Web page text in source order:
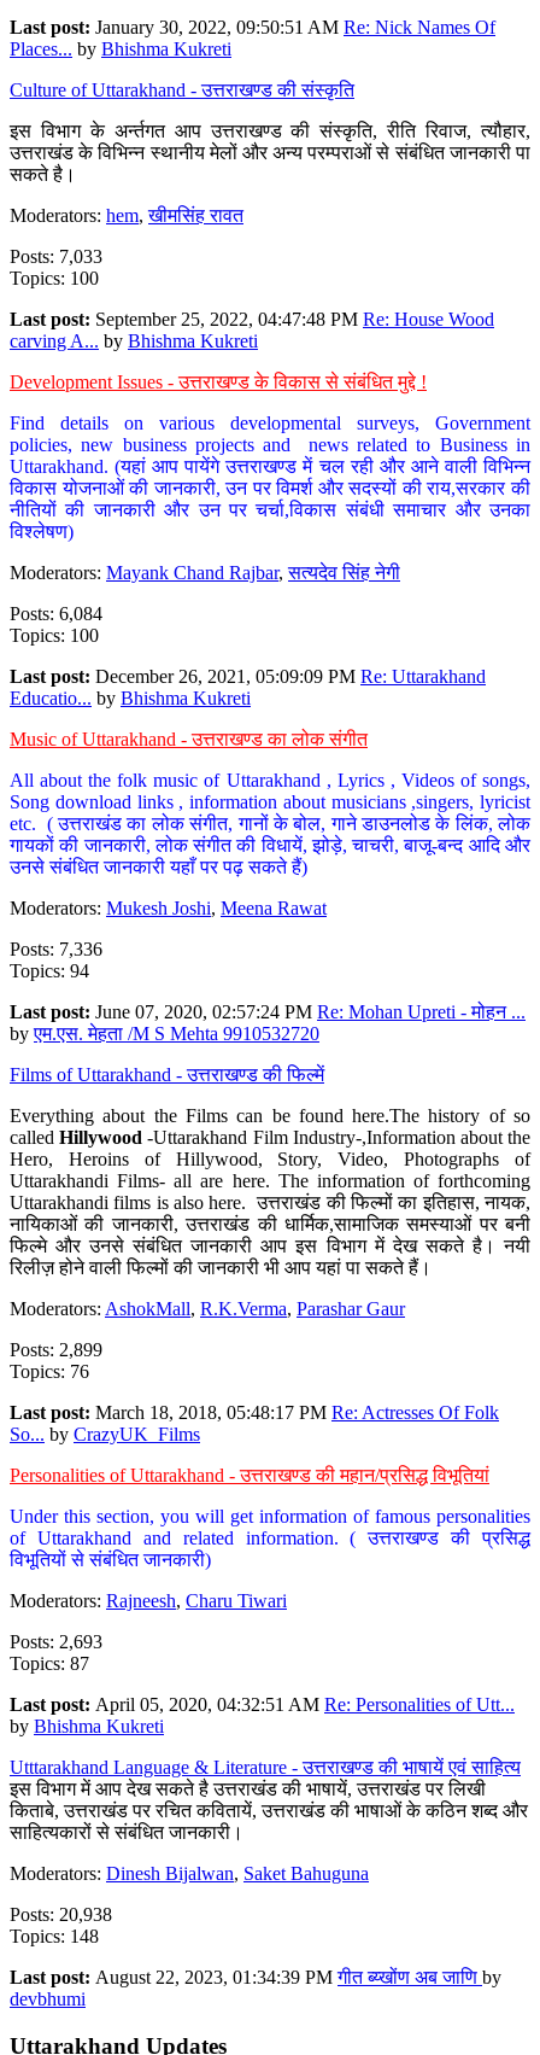
Last post: January 30, 2022, 09:50:51 AM Re: Nick Names Of
Places... by Bhishma Kukreti
Culture of Uttarakhand - उत्तराखण्ड की संस्कृति
इस विभाग के अर्न्तगत आप उत्तराखण्ड की संस्कृति, रीति रिवाज, त्यौहार,
उत्तराखंड के विभिन्न स्थानीय मेलों और अन्य परम्पराओं से संबंधित जानकारी पा
सकते है।
Moderators: hem,खीमसिंह रावत
Posts: 7,033
Topics: 100
Last post: September 25, 2022, 04:47:48 PM Re: House Wood
carving A... by Bhishma Kukreti
Development Issues - उत्तराखण्ड के विकास से संबंधित मुद्दे !
Find details on various developmental surveys, Government
policies, new business projects and news related to Business in
Uttarakhand. (यहां आप पायेंगे उत्तराखण्ड में चल रही और आने वाली विभिन्न
विकास योजनाओं की जानकारी, उन पर विमर्श और सदस्यों की राय,सरकार की
नीतियों की जानकारी और उन पर चर्चा,विकास संबंधी समाचार और उनका
विश्लेषण)
Moderators: Mayank Chand Rajbar,सत्यदेव सिंह नेगी
Posts: 6,084
Topics: 100
Last post: December 26, 2021, 05:09:09 PM Re: Uttarakhand
Educatio... by Bhishma Kukreti
Music of Uttarakhand - उत्तराखण्ड का लोक संगीत
All about the folk music of Uttarakhand , Lyrics , Videos of songs,
Song download links , information about musicians ,singers, lyricist
etc. ( उत्तराखंड का लोक संगीत, गानों के बोल, गाने डाउनलोड के लिंक, लोक
गायकों की जानकारी, लोक संगीत की विधायें, झोड़े, चाचरी, बाजू-बन्द आदि और
उनसे संबंधित जानकारी यहाँ पर पढ़ सकते हैं)
Moderators: Mukesh Joshi, Meena Rawat
Posts: 7,336
Topics: 94
Last post: June 07, 2020, 02:57:24 PM Re: Mohan Upreti - मोहन ...
byएम.एस. मेहता /M S Mehta 9910532720
Films of Uttarakhand - उत्तराखण्ड की फिल्में
Everything about the Films can be found here.The history of so
calledHillywood-Uttarakhand Film Industry-,Information about the
Hero, Heroins of Hillywood, Story, Video, Photographs of
Uttarakhandi Films- all are here. The information of forthcoming
Uttarakhandi films is also here. उत्तराखंड की फिल्मों का इतिहास, नायक,
नायिकाओं की जानकारी, उत्तराखंड की धार्मिक,सामाजिक समस्याओं पर बनी
फिल्मे और उनसे संबंधित जानकारी आप इस विभाग में देख सकते है। नयी
रिलीज़ होने वाली फिल्मों की जानकारी भी आप यहां पा सकते हैं।
Moderators: AshokMall, R.K.Verma, Parashar Gaur
Posts: 2,899
Topics: 76
Last post: March 18, 2018, 05:48:17 PM Re: Actresses Of Folk
So... by CrazyUK_Films
Personalities of Uttarakhand - उत्तराखण्ड की महान/प्रसिद्ध विभूतियां
Under this section, you will get information of famous personalities
of Uttarakhand and related information. ( उत्तराखण्ड की प्रसिद्ध
विभूतियों से संबंधित जानकारी)
Moderators: Rajneesh, Charu Tiwari
Posts: 2,693
Topics: 87
Last post: April 05, 2020, 04:32:51 AM Re: Personalities of Utt...
by Bhishma Kukreti
Utttarakhand Language & Literature - उत्तराखण्ड की भाषायें एवं साहित्य
इस विभाग में आप देख सकते है उत्तराखंड की भाषायें, उत्तराखंड पर लिखी
किताबे, उत्तराखंड पर रचित कवितायें, उत्तराखंड की भाषाओं के कठिन शब्द और
साहित्यकारों से संबंधित जानकारी।
Moderators: Dinesh Bijalwan, Saket Bahuguna
Posts: 20,938
Topics: 148
Last post: August 22, 2023, 01:34:39 PMगीत ब्य्खोंण अब जाणि by
devbhumi
Uttarakhand Updates